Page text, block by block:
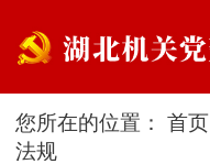
您所在的位置：首页
法规